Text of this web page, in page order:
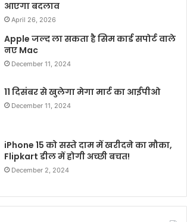
आएगा बदलाव
April 26, 2026
Apple जल्द ला सकता है सिम कार्ड सपोर्ट वाले
नए Mac
December 11, 2024
11 दिसंबर से खुलेगा मेगा मार्ट का आईपीओ
December 11, 2024
iPhone 15 को सस्ते दाम में खरीदने का मौका,
Flipkart डील में होगी अच्छी बचत!
December 2, 2024